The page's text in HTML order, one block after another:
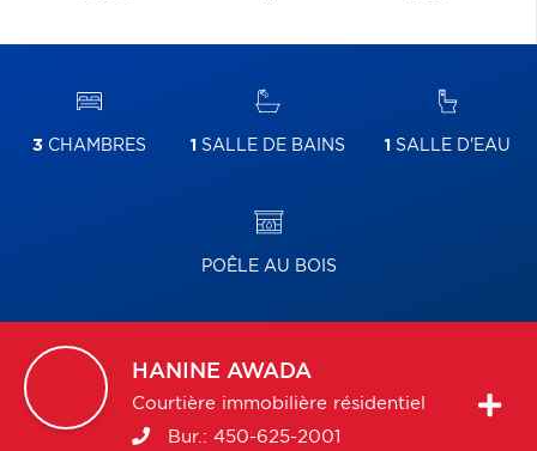
3 CHAMBRES 1 SALLE DE BAINS 1 SALLE D'EAU
POÊLE AU BOIS
HANINE AWADA
Courtière immobilière résidentiel
Bur.: 450-625-2001